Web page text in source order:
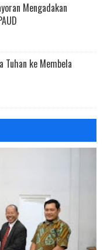
Mengadakan
Tuhan ke Membela